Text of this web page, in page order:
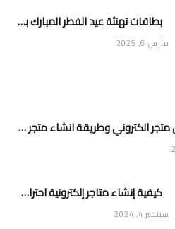
بطاقات تهنئة عيد الفطر المبارك بالاسم 2025
مارس 6, 2025
خطة عمل متجر الكتروني وطريقة انشاء متجر خاص ناجح ومميز
كيفية إنشاء متاجر إلكترونية احترافية بأسعار تنافسية
سبتمبر 4, 2024